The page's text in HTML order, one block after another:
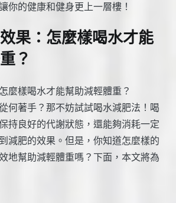
你的健康和健身更上一層樓！
果：怎麼樣喝水才能
？
麼樣喝水才能幫助減輕體重？
何著手？那不妨試試喝水減肥法！喝
持良好的代謝狀態，還能夠消耗一定
減肥的效果。但是，你知道怎麼樣的
地幫助減輕體重嗎？下面，本文將為